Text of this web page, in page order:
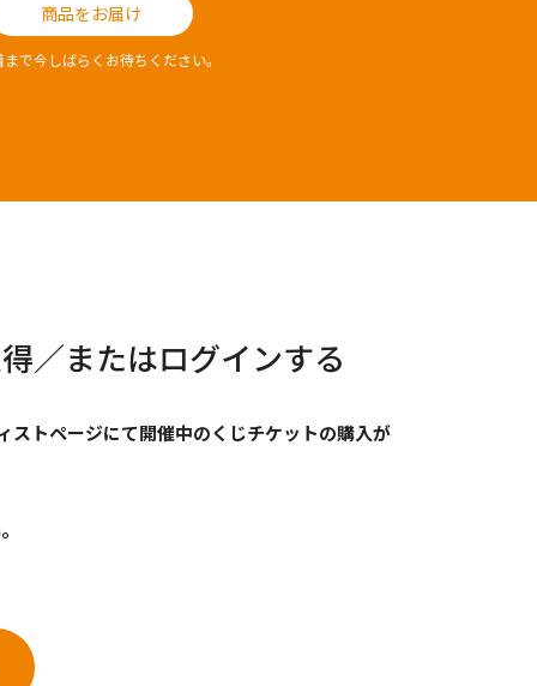
商品をお届け
で今しばらくお待ちください。
／またはログインする
ストページにて開催中のくじチケットの購入が